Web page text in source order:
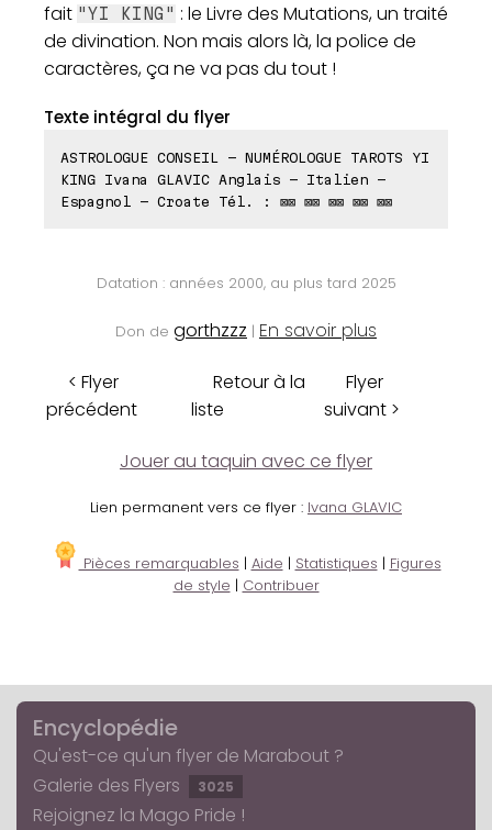
fait "YI KING" : le Livre des Mutations, un traité
de divination. Non mais alors là, la police de
caractères, ça ne va pas du tout !
Texte intégral du flyer
ASTROLOGUE CONSEIL - NUMÉROLOGUE TAROTS YI
KING Ivana GLAVIC Anglais - Italien -
Espagnol - Croate Tél. : ⊠⊠ ⊠⊠ ⊠⊠ ⊠⊠ ⊠⊠
Datation : années 2000, au plus tard 2025
Don de gorthzzz | En savoir plus
< Flyer
précédent
Retour à la
liste
Flyer
suivant >
Jouer au taquin avec ce flyer
Lien permanent vers ce flyer : Ivana GLAVIC
Pièces remarquables | Aide | Statistiques | Figures
de style | Contribuer
Encyclopédie
Qu'est-ce qu'un flyer de Marabout ?
Galerie des Flyers
3025
Rejoignez la Mago Pride !